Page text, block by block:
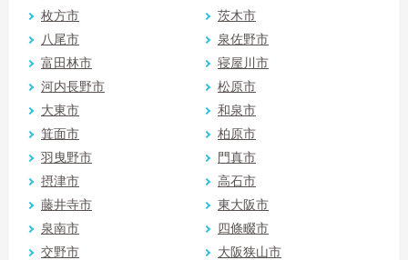
枚方市
茨木市
八尾市
泉佐野市
富田林市
寝屋川市
河内長野市
松原市
大東市
和泉市
箕面市
柏原市
羽曳野市
門真市
摂津市
高石市
藤井寺市
東大阪市
泉南市
四條畷市
交野市
大阪狭山市